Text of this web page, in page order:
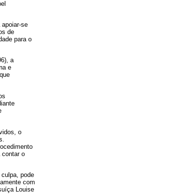
se
de
para o
a
e
o
contar o
pode
com
Louise